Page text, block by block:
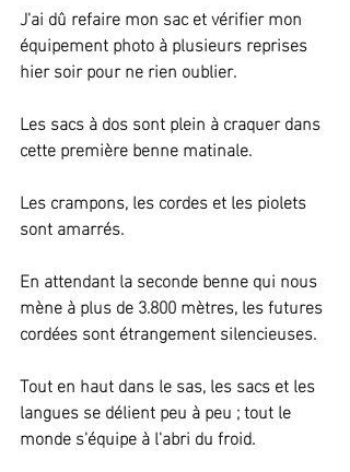
J'ai dû refaire mon sac et vérifier mon
équipement photo à plusieurs reprises
hier soir pour ne rien oublier.
Les sacs à dos sont plein à craquer dans
cette première benne matinale.
Les crampons, les cordes et les piolets
sont amarrés.
En attendant la seconde benne qui nous
mène à plus de 3.800 mètres, les futures
cordées sont étrangement silencieuses.
Tout en haut dans le sas, les sacs et les
langues se délient peu à peu ; tout le
monde s'équipe à l'abri du froid.